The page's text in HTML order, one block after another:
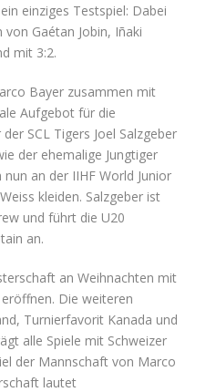
einziges Testspiel: Dabei
Gaétan Jobin, Iñaki
mit 3:2.
Bayer zusammen mit
Aufgebot für die
SCL Tigers Joel Salzgeber
der ehemalige Jungtiger
an der IIHF World Junior
kleiden. Salzgeber ist
und führt die U20
an.
an Weihnachten mit
Die weiteren
Turnierfavorit Kanada und
alle Spiele mit Schweizer
der Mannschaft von Marco
lautet